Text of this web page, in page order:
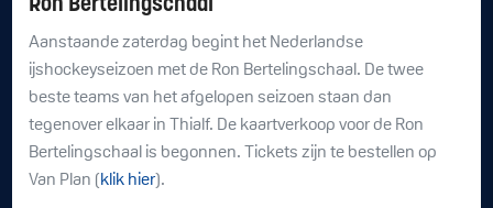
Ron Bertelingschaal
Aanstaande zaterdag begint het Nederlandse
ijshockeyseizoen met de Ron Bertelingschaal. De twee
beste teams van het afgelopen seizoen staan dan
tegenover elkaar in Thialf. De kaartverkoop voor de Ron
Bertelingschaal is begonnen. Tickets zijn te bestellen op
Van Plan ( klik hier).